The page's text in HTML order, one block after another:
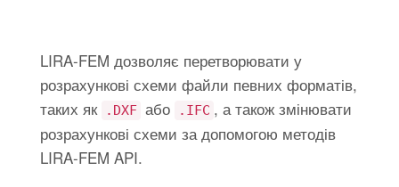
LIRA-FEM дозволяє перетворювати у
розрахункові схеми файли певних форматів,
таких як
.DXF або .IFC , а також змінювати
розрахункові схеми за допомогою методів
LIRA-FEM API.